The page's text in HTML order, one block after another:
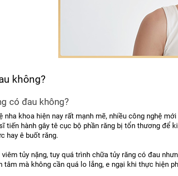
không?
có đau không?
nha khoa hiện nay rất mạnh mẽ, nhiều công nghệ
tiến hành gây tê cục bộ phần răng bị tổn thương
hay ê buốt răng.
tủy nặng, tuy quá trình chữa tủy răng có đau
tâm mà không cần quá lo lắng, e ngại khi thực hiện